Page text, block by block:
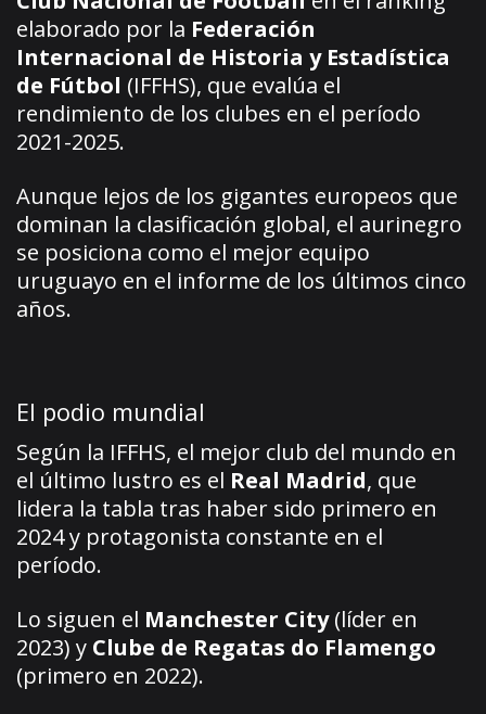
elaborado por la Federación
Internacional de Historia y Estadística
de Fútbol (IFFHS), que evalúa el
rendimiento de los clubes en el período
2021-2025.
Aunque lejos de los gigantes europeos que
dominan la clasificación global, el aurinegro
se posiciona como el mejor equipo
uruguayo en el informe de los últimos cinco
años.
El podio mundial
Según la IFFHS, el mejor club del mundo en
el último lustro es el Real Madrid, que
lidera la tabla tras haber sido primero en
2024 y protagonista constante en el
período.
Lo siguen el Manchester City(líder en
2023) y Clube de Regatas do Flamengo
(primero en 2022).